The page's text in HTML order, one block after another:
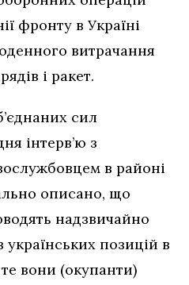
фронту в Україні
витрачання
і ракет.
сил
інтерв’ю з
в районі
описано, що
надзвичайно
позицій в
вони (окупанти)